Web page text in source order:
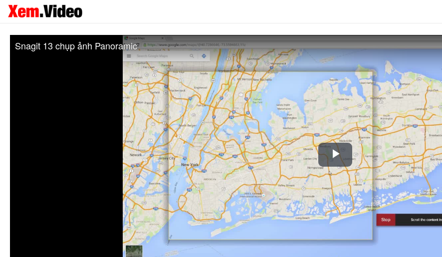
Play
Video
Snagit 13 chụp ảnh Panoramic